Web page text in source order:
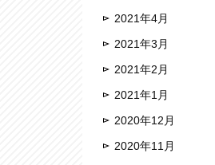
2021年4月
2021年3月
2021年2月
2021年1月
2020年12月
2020年11月